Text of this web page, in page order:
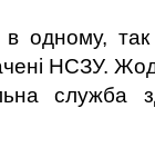
одному, так
НСЗУ.
служба